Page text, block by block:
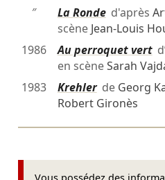
″
La Ronded'après
scène Jean-Louis
1986
Au perroquet vertd’
en scèneSarah
1983
Krehlerde Georg
Robert Gironès